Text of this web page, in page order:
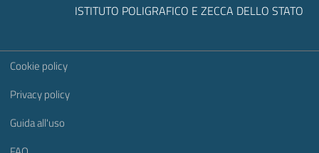
ISTITUTO POLIGRAFICO E ZECCA DELLO STATO
Sezione Link Utili
Cookie policy
Privacy policy
Guida all'uso